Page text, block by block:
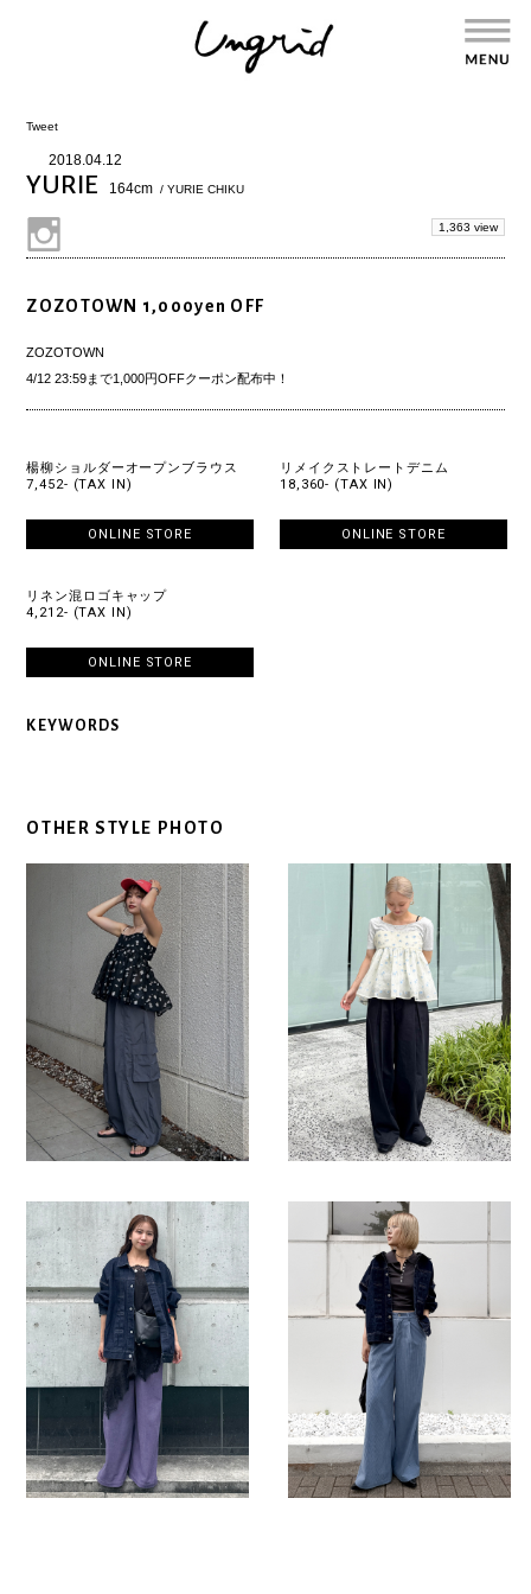
Tweet
2018.04.12
YURIE 164cm / YURIE CHIKU
1,363 view
ZOZOTOWN 1,000yen OFF
ZOZOTOWN
4/12 23:59まで1,000円OFFクーポン配布中！
楊柳ショルダーオープンブラウス
7,452- (TAX IN)
ONLINE STORE
リメイクストレートデニム
18,360- (TAX IN)
ONLINE STORE
リネン混ロゴキャップ
4,212- (TAX IN)
ONLINE STORE
KEYWORDS
OTHER STYLE PHOTO